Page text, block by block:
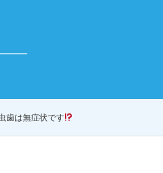
歯は無症状です